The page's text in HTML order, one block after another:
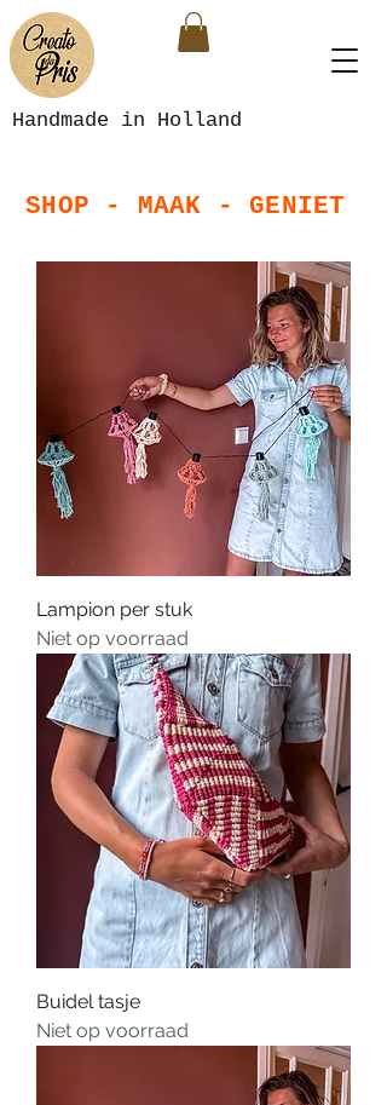
Handmade in Holland
SHOP - MAAK - GENIET
Lampion per stuk
Niet op voorraad
Buidel tasje
Niet op voorraad